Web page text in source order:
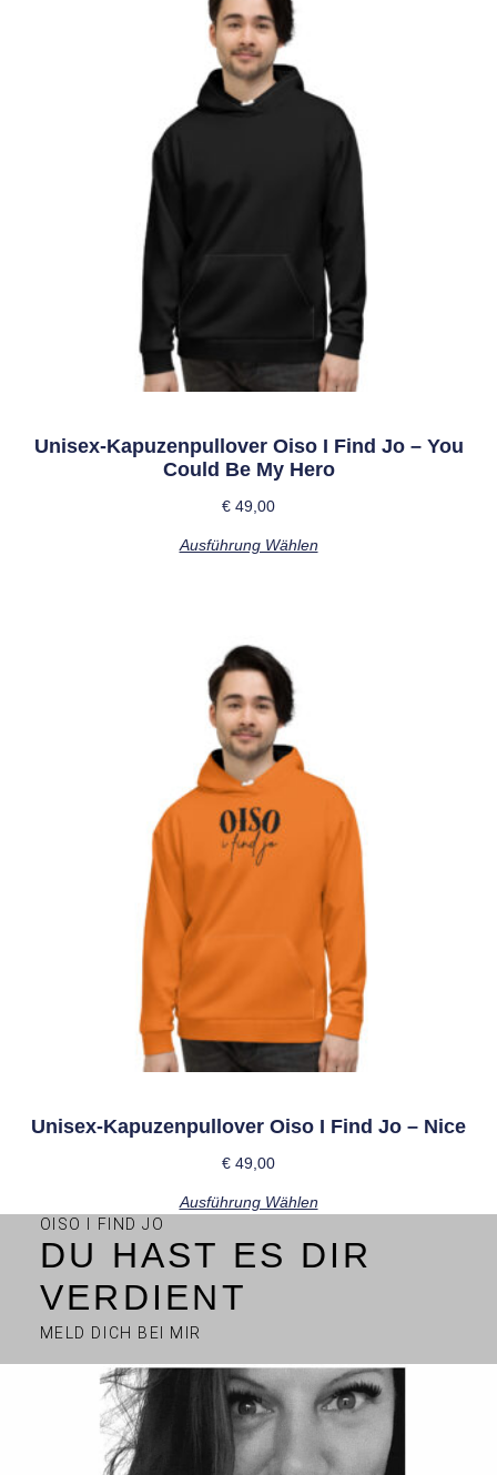
Unisex-Kapuzenpullover Oiso I Find Jo – You
Could Be My Hero
€ 49,00
Ausführung Wählen
Unisex-Kapuzenpullover Oiso I Find Jo – Nice
€ 49,00
Ausführung Wählen
OISO I FIND JO
DU HAST ES DIR
VERDIENT
MELD DICH BEI MIR